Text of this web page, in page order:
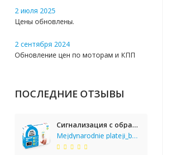
2 июля 2025
Цены обновлены.
2 сентября 2024
Обновление цен по моторам и КПП
ПОСЛЕДНИЕ ОТЗЫВЫ
Сигнализация с обратной связью StarLine E65 BT 2CAN+LIN
Mejdynarodnie plateji_bgKi